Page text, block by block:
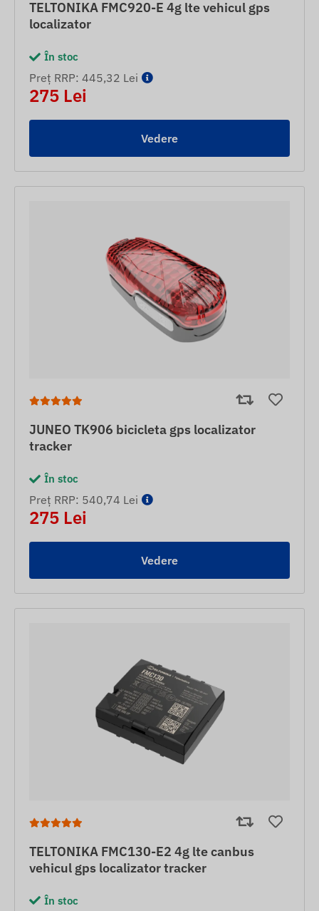
TELTONIKA FMC920-E 4g lte vehicul gps
localizator
În stoc
Preț RRP: 445,32 Lei
275 Lei
Vedere
JUNEO TK906 bicicleta gps localizator
tracker
În stoc
Preț RRP: 540,74 Lei
275 Lei
Vedere
TELTONIKA FMC130-E2 4g lte canbus
vehicul gps localizator tracker
În stoc